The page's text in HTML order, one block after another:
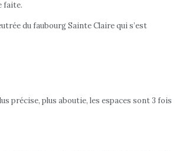
faite.
du faubourg Sainte Claire qui s’est
précise, plus aboutie, les espaces sont 3 fois